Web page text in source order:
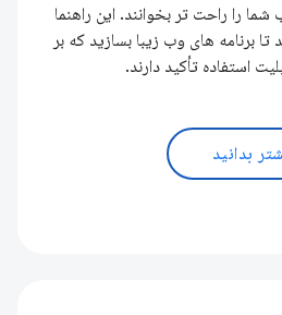
را راحت تر بخوانند. این راهنما
برنامه های وب زیبا بسازید که بر
استفاده تأکید دارند.
بدانید